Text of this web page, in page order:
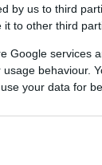
by us to third
to other third
Google services
behaviour.
your data for